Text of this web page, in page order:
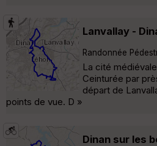
Lanvallay -
Randonnée
La cité
Ceinturée par
départ de
points de vue. D »
Dinan sur les